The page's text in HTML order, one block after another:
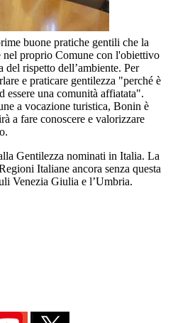
buone pratiche gentili che la
nel proprio Comune con l'obiettivo
del rispetto dell’ambiente. Per
e praticare gentilezza "perché è
essere una comunità affiatata".
a vocazione turistica, Bonin è
a fare conoscere e valorizzare
Gentilezza nominati in Italia. La
Italiane ancora senza questa
Venezia Giulia e l’Umbria.